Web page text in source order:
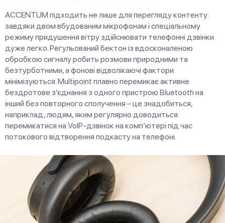
ACCENTUM підходить не лише для перегляду контенту:
завдяки двом вбудованим мікрофонам і спеціальному
режиму придушення вітру здійснювати телефонні дзвінки
дуже легко. Регульований бектон із вдосконаленою
обробкою сигналу робить розмови природними та
безтурботними, а фонові відволікаючі фактори
мінімізуються. Multipoint плавно перемикає активне
бездротове з’єднання з одного пристрою Bluetooth на
інший без повторного сполучення – це знадобиться,
наприклад, людям, яким регулярно доводиться
перемикатися на VoIP-дзвінок на комп’ютері під час
потокового відтворення подкасту на телефоні.